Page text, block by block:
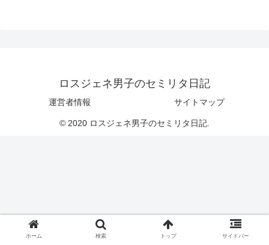
ロスジェネ男子のセミリタ日記
運営者情報 サイトマップ
© 2020 ロスジェネ男子のセミリタ日記.
ホーム 検索 トップ サイドバー